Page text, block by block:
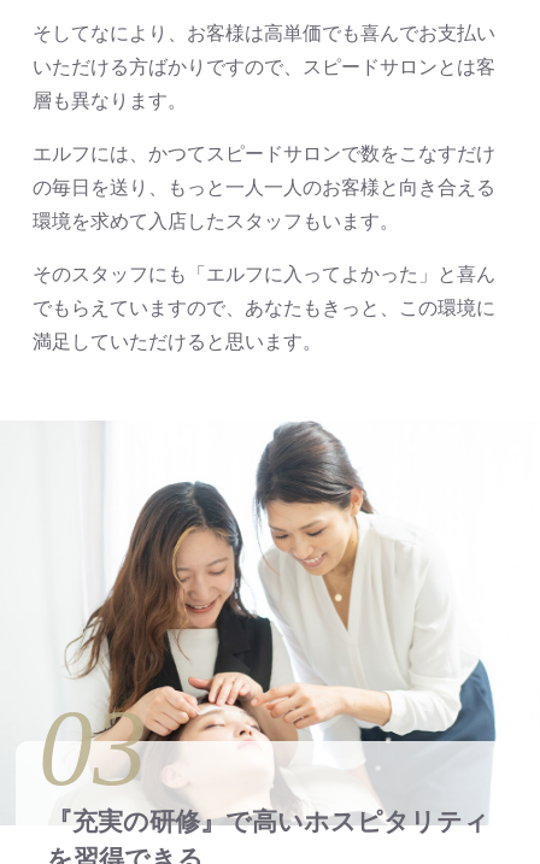
そしてなにより、お客様は高単価でも喜んでお支払い
いただける方ばかりですので、スピードサロンとは客
層も異なります。
エルフには、かつてスピードサロンで数をこなすだけ
の毎日を送り、もっと一人一人のお客様と向き合える
環境を求めて入店したスタッフもいます。
そのスタッフにも「エルフに入ってよかった」と喜ん
でもらえていますので、あなたもきっと、この環境に
満足していただけると思います。
03
『充実の研修』で高いホスピタリティ